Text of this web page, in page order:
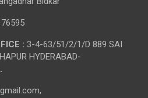
: 3-4-63/51/2/1/D 889 SAI
HYDERABAD-